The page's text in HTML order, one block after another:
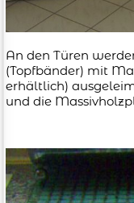
An den Türen
(Topfbänder) mit
erhältlich)
und die